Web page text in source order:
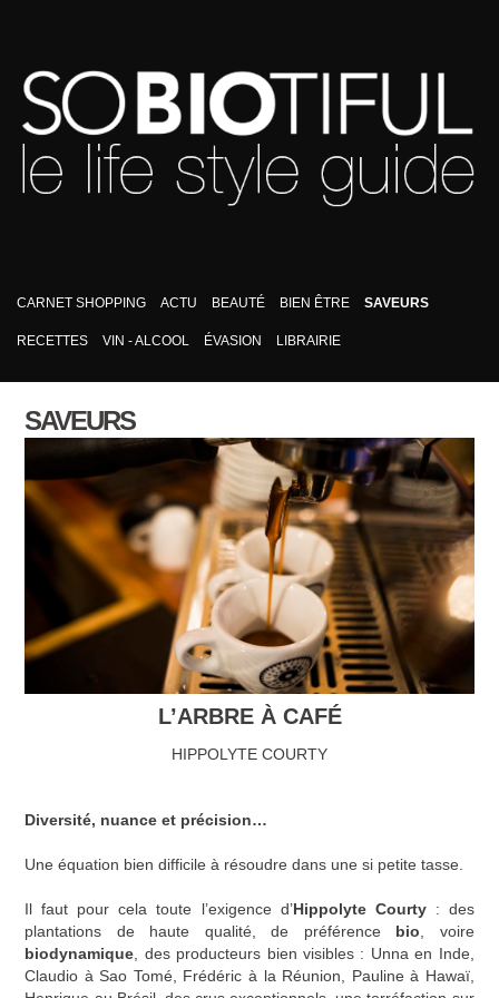
CARNET SHOPPING ACTU BEAUTÉ BIEN ÊTRE SAVEURS
RECETTES VIN - ALCOOL ÉVASION LIBRAIRIE
SAVEURS
L’ARBRE À CAFÉ
HIPPOLYTE COURTY
Diversité, nuance et précision…
Une équation bien difficile à résoudre dans une si petite tasse.
Il faut pour cela toute l’exigence d’Hippolyte Courty: des
plantations de haute qualité, de préférencebio , voire
biodynamique , des producteurs bien visibles : Unna en Inde,
Claudio à Sao Tomé, Frédéric à la Réunion, Pauline à Hawaï,